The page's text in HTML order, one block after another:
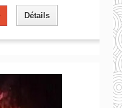
Détails